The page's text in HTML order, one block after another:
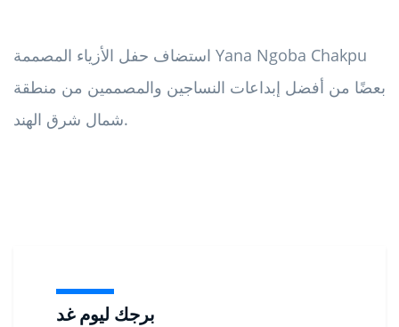
برجك ليوم غد
استضاف حفل الأزياء المصممة Yana Ngoba Chakpu
بعضًا من أفضل إبداعات النساجين والمصممين من منطقة
شمال شرق الهند.